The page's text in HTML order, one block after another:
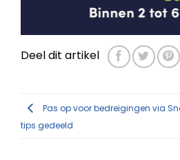
Deel dit artikel
Pas op voor bedreigingen via
tips gedeeld